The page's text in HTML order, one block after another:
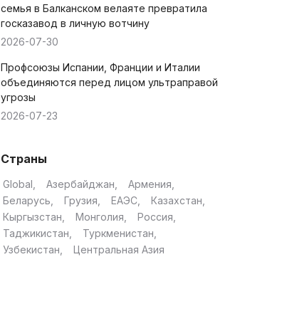
семья в Балканском велаяте превратила
госказавод в личную вотчину
2026-07-30
Профсоюзы Испании, Франции и Италии
объединяются перед лицом ультраправой
угрозы
2026-07-23
Страны
Global Азербайджан
Армения
Беларусь
Грузия ЕАЭС
Казахстан
Кыргызстан
Монголия
Россия
Таджикистан
Туркменистан
Узбекистан
Центральная Азия